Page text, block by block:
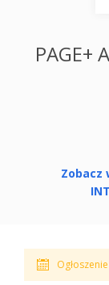
PAGE+
Zobacz